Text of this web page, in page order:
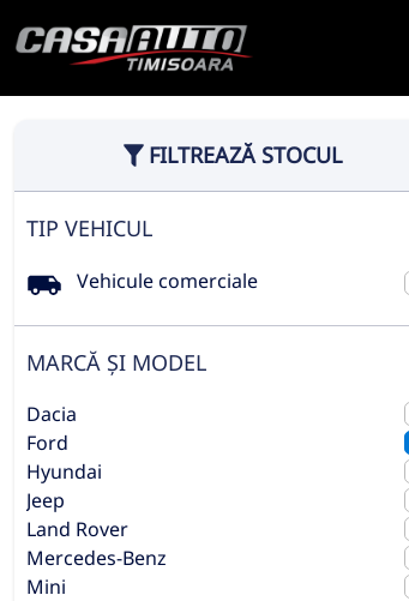
FILTREAZĂ STOCUL
TIP VEHICUL
Vehicule comerciale
MARCĂ ȘI MODEL
Dacia
Ford
Hyundai
Jeep
Land Rover
Mercedes-Benz
Mini